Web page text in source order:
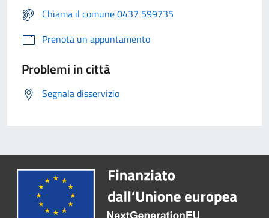
Chiama il comune 0437 599735
Prenota un appuntamento
Problemi in città
Segnala disservizio